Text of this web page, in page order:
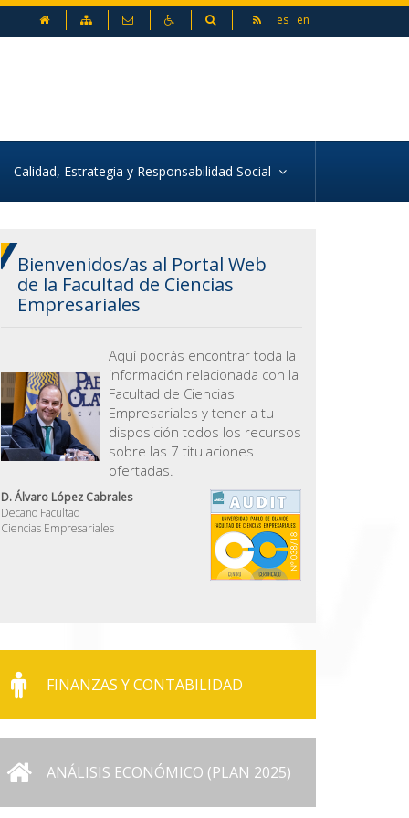
de Sevilla es en
Mapa web Contacto AccesibilidadBuscador
Calidad, Estrategia y Responsabilidad Social
Bienvenidos/as al Portal Web
de la Facultad de Ciencias
Empresariales
Aquí podrás encontrar toda la
información relacionada con la
Facultad de Ciencias
Empresariales y tener a tu
disposición todos los recursos
sobre las 7 titulaciones
ofertadas.
D. Álvaro López Cabrales
Decano Facultad
Ciencias Empresariales
FINANZAS Y CONTABILIDAD
ANÁLISIS ECONÓMICO (PLAN 2025)